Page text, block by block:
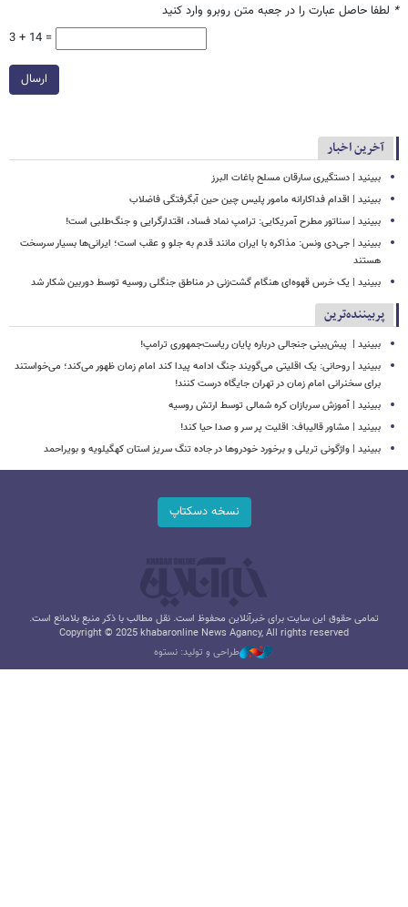
* لطفا حاصل عبارت را در جعبه متن روبرو وارد کنید
3 + 14 =
ارسال
آخرین اخبار
ببینید | دستگیری سارقان مسلح باغات البرز
ببینید | اقدام فداکارانه مامور پلیس چین حین آبگرفتگی فاضلاب
ببینید | سناتور مطرح آمریکایی: ترامپ نماد فساد، اقتدارگرایی و جنگ‌طلبی است!
ببینید | جی‌دی ونس: مذاکره با ایران مانند قدم به جلو و عقب است؛ ایرانی‌ها بسیار سرسخت
هستند
ببینید | یک خرس قهوه‌ای هنگام گشت‌زنی در مناطق جنگلی روسیه توسط دوربین شکار شد
پربیننده‌ترین
ببینید | ‏ پیش‌بینی جنجالی درباره پایان ریاست‌جمهوری ترامپ!
ببینید | روحانی: یک اقلیتی می‌گویند جنگ ادامه پیدا کند امام زمان ظهور می‌کند؛ می‌خواستند
برای سخنرانی امام زمان در تهران جایگاه درست کنند!
ببینید | آموزش سربازان کره شمالی توسط ارتش روسیه
ببینید | مشاور قالیباف: اقلیت پر سر و صدا حیا کند!
ببینید | واژگونی تریلی و برخورد خودروها در جاده تنگ سریز استان کهگیلویه و بویراحمد
نسخه دسکتاپ
تمامی حقوق این سایت برای خبرآنلاین محفوظ است. نقل مطالب با ذکر منبع بلامانع است.
Copyright © 2025 khabaronline News Agancy, All rights reserved
طراحی و تولید: نستوه